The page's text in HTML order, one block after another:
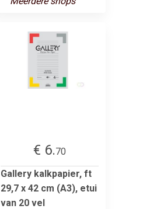
€ 6.70
Gallery kalkpapier, ft
29,7 x 42 cm (A3), etui
van 20 vel